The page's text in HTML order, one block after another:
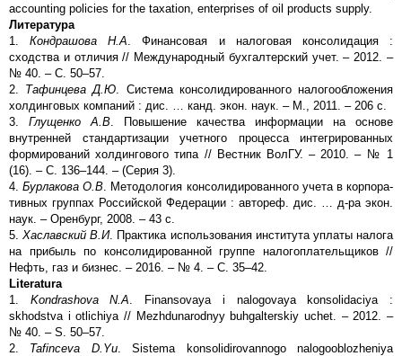
accounting policies for the taxation, enterprises of oil products supply.
Литература
1.Кондрашова Н.А . Финансовая и налоговая консолидация :
сходства и отличия // Международный бухгалтерский учет. – 2012. –
№ 40. – С. 50–57.
2. Тафинцева Д.Ю . Система консолидированного налогообложения
холдинговых компаний : дис. … канд. экон. наук. – М., 2011. – 206 с.
3. Глущенко А.В . Повышение качества информации на основе
внутренней стандартизации учетного процесса интегрированных
формирований холдингового типа // Вестник ВолГУ. – 2010. – № 1
(16). – С. 136–144. – (Серия 3).
4.Бурлакова О.В . Методология консолидированного учета в корпора-
тивных группах Российской Федерации : автореф. дис. … д-ра экон.
наук. – Оренбург, 2008. – 43 с.
5.Хаславский В.И. Практика использования института уплаты налога
на прибыль по консолидированной группе налогоплательщиков //
Нефть, газ и бизнес. – 2016. – № 4. – С. 35–42.
Literatura
1. Kondrashova N.A . Finansovaya i nalogovaya konsolidaciya :
skhodstva i otlichiya // Mezhdunarodnyy buhgalterskiy uchet. – 2012. –
№ 40. – S. 50–57.
2. Tafinceva D.Yu. Sistema konsolidirovannogo nalogooblozheniya